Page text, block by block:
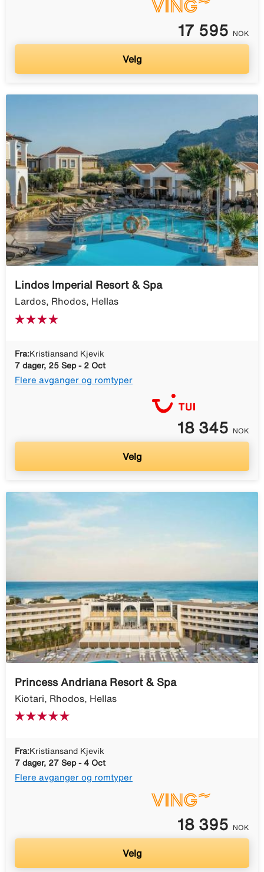
17 595 NOK
Velg
Lindos Imperial Resort & Spa
Lardos, Rhodos, Hellas
Fra:Kristiansand Kjevik
7 dager, 25 Sep - 2 Oct
Flere avganger og romtyper
18 345 NOK
Velg
Princess Andriana Resort & Spa
Kiotari, Rhodos, Hellas
Fra:Kristiansand Kjevik
7 dager, 27 Sep - 4 Oct
Flere avganger og romtyper
18 395 NOK
Velg